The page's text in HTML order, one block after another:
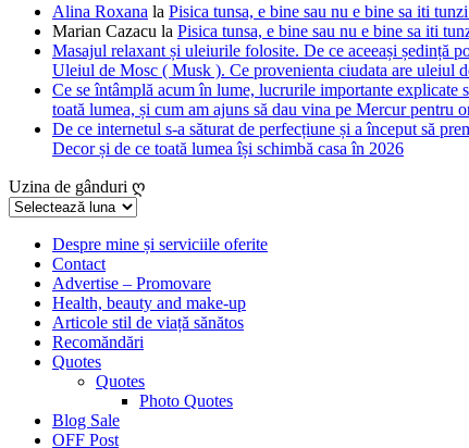
Alina Roxana la Pisica tunsa, e bine sau nu e bine sa iti
Marian Cazacu la Pisica tunsa, e bine sau nu e bine sa iti
Masajul relaxant și uleiurile folosite. De ce aceeași ședință
Uleiul de Mosc ( Musk ). Ce provenienta ciudata are uleiul
Ce se întâmplă acum în lume, lucrurile importante
toată lumea, și cum am ajuns să dau vina pe Mercur pentru
De ce internetul s-a săturat de perfecțiune și a început să
Decor și de ce toată lumea își schimbă casa în 2026
Uzina de gânduri ღ
Uzina
gânduriDespre mine și serviciile oferite
Contact
Advertise – Promovare
Health, beauty and make-up
Articole stil de viață sănătos
Recomăndări
Quotes
Quotes
Photo Quotes
Blog Sale
OFF Post